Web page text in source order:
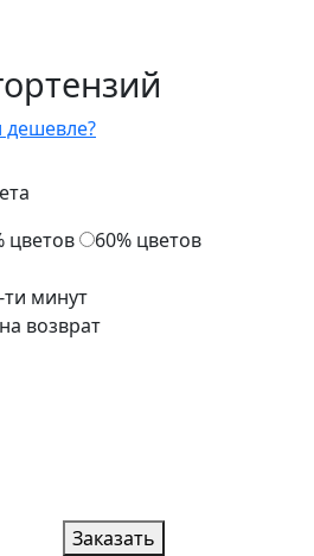
цветов
60% цветов
ти минут
возврат
Заказать